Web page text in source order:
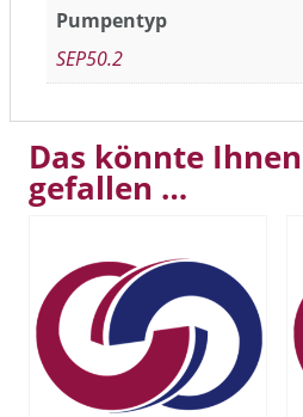
Pumpentyp
SEP50.2
Das könnte
gefallen …